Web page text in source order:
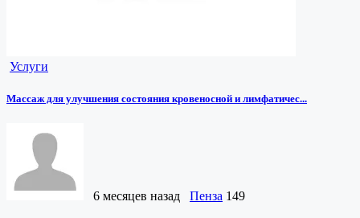
Услуги
Массаж для улучшения состояния кровеносной и лимфатичес...
6 месяцев назад Пенза 149